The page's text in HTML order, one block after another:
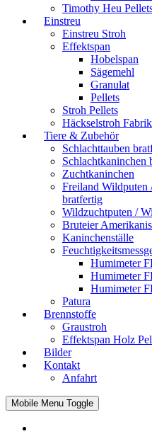
Timothy Heu
Einstreu
Einstreu Stroh
Effektspan
Hobelspan
Sägemehl
Granulat
Pellets
Stroh Pellets
Häckselstroh
Tiere & Zubehör
Schlachttauben
Schlachtkaninchen
Zuchtkaninchen
Freiland Wildputen
bratfertig
Wildzuchtputen /
Bruteier
Kaninchenställe
Humimeter
Humimeter
Humimeter
Patura
Brennstoffe
Graustroh
Effektspan Holz
Bilder
Kontakt
Anfahrt
Mobile Menu Toggle